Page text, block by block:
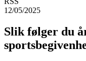
12/05/2025
Slik følger du